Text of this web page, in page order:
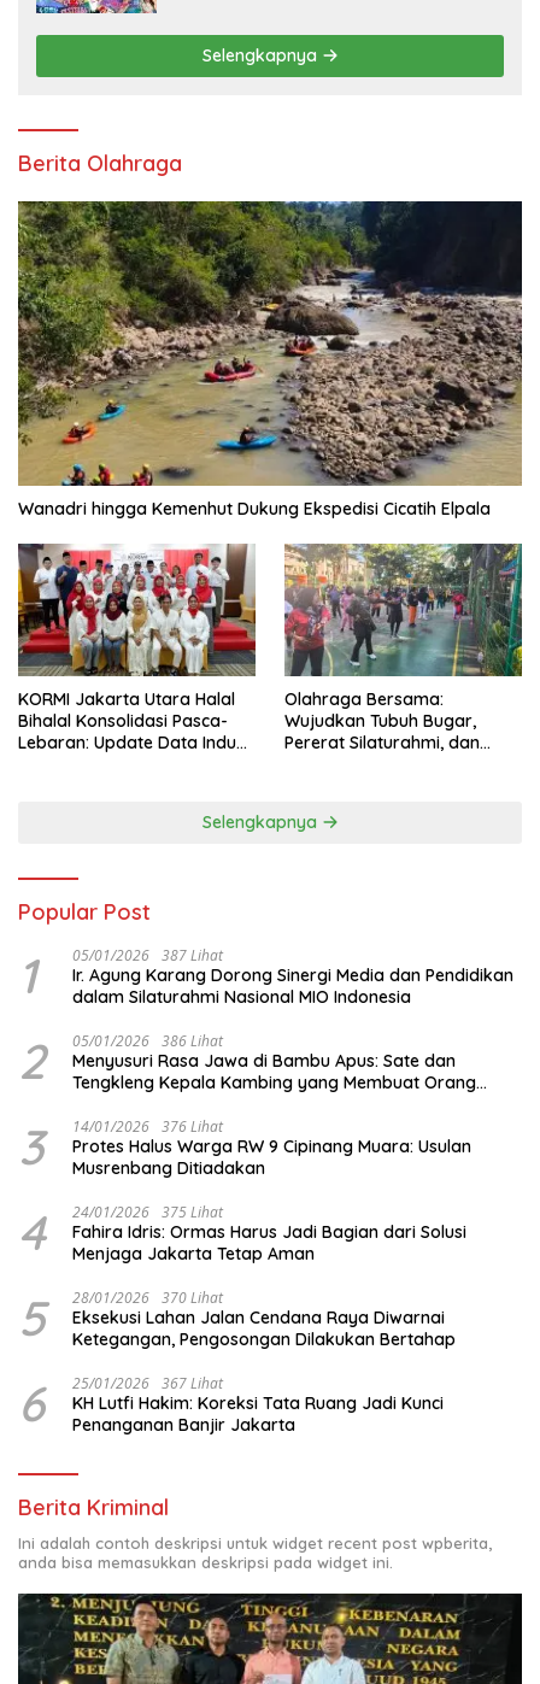
Selengkapnya
Berita Olahraga
Wanadri hingga Kemenhut Dukung Ekspedisi Cicatih Elpala
KORMI Jakarta Utara Halal
Bihalal Konsolidasi Pasca-
Lebaran: Update Data Induk
Olahraga Bersama:
Wujudkan Tubuh Bugar,
Pererat Silaturahmi, dan
Selengkapnya
Popular Post
1 05/01/2026 387 Lihat
Ir. Agung Karang Dorong Sinergi Media dan Pendidikan
dalam Silaturahmi Nasional MIO Indonesia
2 05/01/2026 386 Lihat
Menyusuri Rasa Jawa di Bambu Apus: Sate dan
Tengkleng Kepala Kambing yang Membuat Orang
3 14/01/2026 376 Lihat
Protes Halus Warga RW 9 Cipinang Muara: Usulan
Musrenbang Ditiadakan
4 24/01/2026 375 Lihat
Fahira Idris: Ormas Harus Jadi Bagian dari Solusi
Menjaga Jakarta Tetap Aman
5 28/01/2026 370 Lihat
Eksekusi Lahan Jalan Cendana Raya Diwarnai
Ketegangan, Pengosongan Dilakukan Bertahap
6 25/01/2026 367 Lihat
KH Lutfi Hakim: Koreksi Tata Ruang Jadi Kunci
Penanganan Banjir Jakarta
Berita Kriminal
Ini adalah contoh deskripsi untuk widget recent post wpberita,
anda bisa memasukkan deskripsi pada widget ini.